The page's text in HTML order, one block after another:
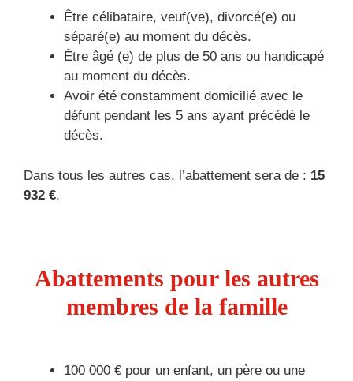
Être célibataire, veuf(ve), divorcé(e) ou
séparé(e) au moment du décès.
Être âgé (e) de plus de 50 ans ou handicapé
au moment du décès.
Avoir été constamment domicilié avec le
défunt pendant les 5 ans ayant précédé le
décès.
Dans tous les autres cas, l’abattement sera de : 15
932 €.
Abattements pour les autres
membres de la famille
100 000 € pour un enfant, un père ou une